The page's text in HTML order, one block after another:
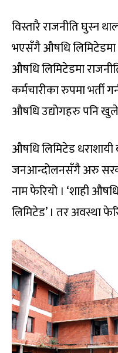
विस्तारै राजनीति घुस्न
भएसँगै औषधि लिमिटेडमा
औषधि लिमिटेडमा
कर्मचारीका रुपमा भर्ती
औषधि उद्योगहरु पनि
औषधि लिमिटेड
जनआन्दोलनसँगै अरु
नाम फेरियो । ‘शाही
लिमिटेड’ । तर अवस्था